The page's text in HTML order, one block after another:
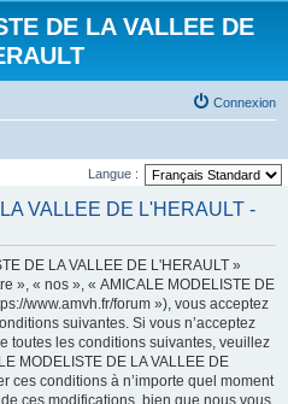
DE LA VALLEE DE
Connexion
Langue :
VALLEE DE L'HERAULT -
DE LA VALLEE DE L'HERAULT »
», « nos », « AMICALE MODELISTE DE
www.amvh.fr/forum »), vous acceptez
suivantes. Si vous n’acceptez
toutes les conditions suivantes, veuillez
MODELISTE DE LA VALLEE DE
ces conditions à n’importe quel moment
ces modifications, bien que nous vous